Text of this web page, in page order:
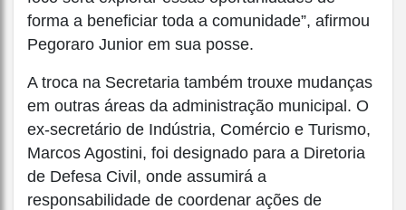
forma a beneficiar toda a comunidade”, afirmou
Pegoraro Junior em sua posse.
A troca na Secretaria também trouxe mudanças
em outras áreas da administração municipal. O
ex-secretário de Indústria, Comércio e Turismo,
Marcos Agostini, foi designado para a Diretoria
de Defesa Civil, onde assumirá a
responsabilidade de coordenar ações de